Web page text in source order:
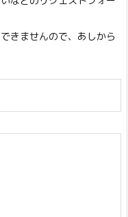
きませんので、あしから